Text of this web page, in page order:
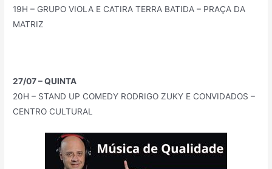
19H – GRUPO VIOLA E CATIRA TERRA BATIDA – PRAÇA DA
MATRIZ
27/07 – QUINTA
20H – STAND UP COMEDY RODRIGO ZUKY E CONVIDADOS –
CENTRO CULTURAL